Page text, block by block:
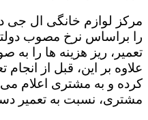
مرکز لوازم خانگی ال جی
را براساس نرخ مصوب
تعمیر، ریز هزینه ها را به
علاوه بر این، قبل از انجام
کرده و به مشتری اعلام
مشتری، نسبت به تعمیر